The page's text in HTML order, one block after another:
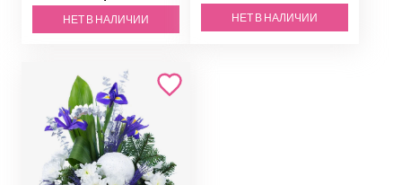
НЕТ В НАЛИЧИИ НЕТ В НАЛИЧИИ